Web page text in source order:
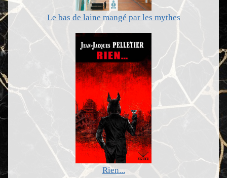
Le bas de laine mangé par les mythes
Rien...